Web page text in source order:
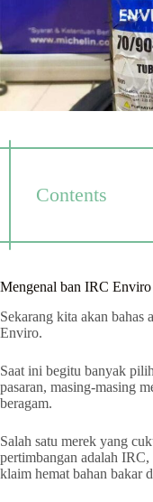
Contents
Mengenal ban IRC Enviro
Sekarang kita akan bahas
Enviro.
Saat ini begitu banyak
pasaran, masing-masing
beragam.
Salah satu merek yang
pertimbangan adalah
klaim hemat bahan bakar